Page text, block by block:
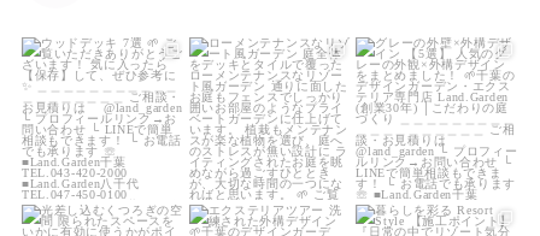
land_garden
15 0
land_garden
19 0
land_garden
20 0
land_garden land_garden land_garden